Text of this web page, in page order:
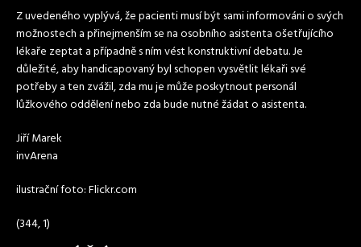
Z uvedeného vyplývá, že pacienti musí být sami informováni o svých
možnostech a přinejmenším se na osobního asistenta ošetřujícího
lékaře zeptat a případně s ním vést konstruktivní debatu. Je
důležité, aby handicapovaný byl schopen vysvětlit lékaři své
potřeby a ten zvážil, zda mu je může poskytnout personál
lůžkového oddělení nebo zda bude nutné žádat o asistenta.
Jiří Marek
invArena
ilustrační foto: Flickr.com
(344, 1)